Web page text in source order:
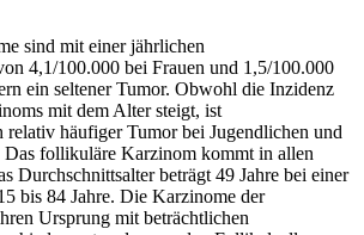
sind mit einer jährlichen
4,1/100.000 bei Frauen und 1,5/100.000
ein seltener Tumor. Obwohl die Inzidenz
mit dem Alter steigt, ist
relativ häufiger Tumor bei Jugendlichen und
Das follikuläre Karzinom kommt in allen
Durchschnittsalter beträgt 49 Jahre bei einer
bis 84 Jahre. Die Karzinome der
Ursprung mit beträchtlichen